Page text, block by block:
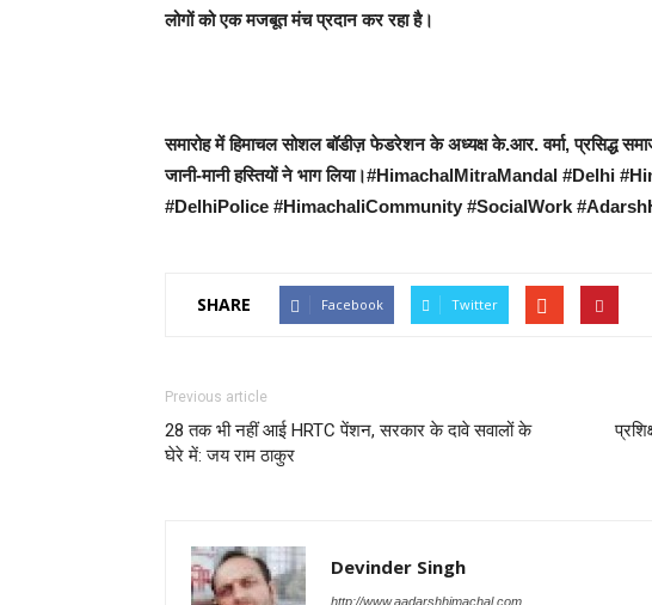
लोगों को एक मजबूत मंच प्रदान कर रहा है।
समारोह में हिमाचल सोशल बॉडीज़ फेडरेशन के अध्यक्ष के.आर. वर्मा, प्रसिद्ध
जानी-मानी हस्तियों ने भाग लिया।#HimachalMitraMandal #Delhi
#DelhiPolice #HimachaliCommunity #SocialWork
SHARE Facebook Twitter
Previous article
28 तक भी नहीं आई HRTC पेंशन, सरकार के दावे सवालों के
घेरे में: जय राम ठाकुर
Devinder Singh
http://www.aadarshhimachal.com